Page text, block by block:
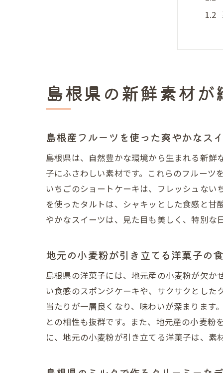
地
自
職
島根県の新鮮素材
島根産フルーツを使った爽やかなス
島根県は、自然豊かな環境から生まれる新
子にふさわしい素材です。これらのフルーツ
いちごのショートケーキは、フレッシュな
を使ったタルトは、シャキッとした食感と甘
やかなスイーツは、見た目も美しく、特別な
地元の小麦粉が引き立てる洋菓子の
島根県の洋菓子には、地元産の小麦粉が欠
い食感のスポンジケーキや、サクサクとし
当たりが一層良くなり、味わいが深まりま
との相性も抜群です。また、地元産の小麦
に、地元の小麦粉が引き立てる洋菓子は、